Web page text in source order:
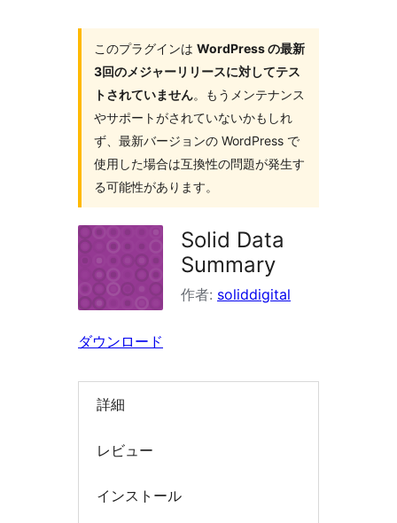
このプラグインは WordPress の最新
3回のメジャーリリースに対してテス
トされていません。もうメンテナンス
やサポートがされていないかもしれ
ず、最新バージョンの WordPress で
使用した場合は互換性の問題が発生す
る可能性があります。
Solid Data
Summary
作者: soliddigital
ダウンロード
詳細
レビュー
インストール